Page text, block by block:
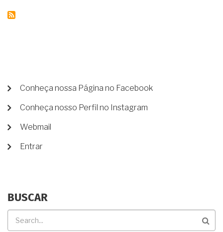
SER
ALVO
DE
PROCESSO
MENU
CONTA
DE
Conheça nossa Página no Facebook
Conheça nosso Perfil no Instagram
Webmail
Entrar
BUSCAR